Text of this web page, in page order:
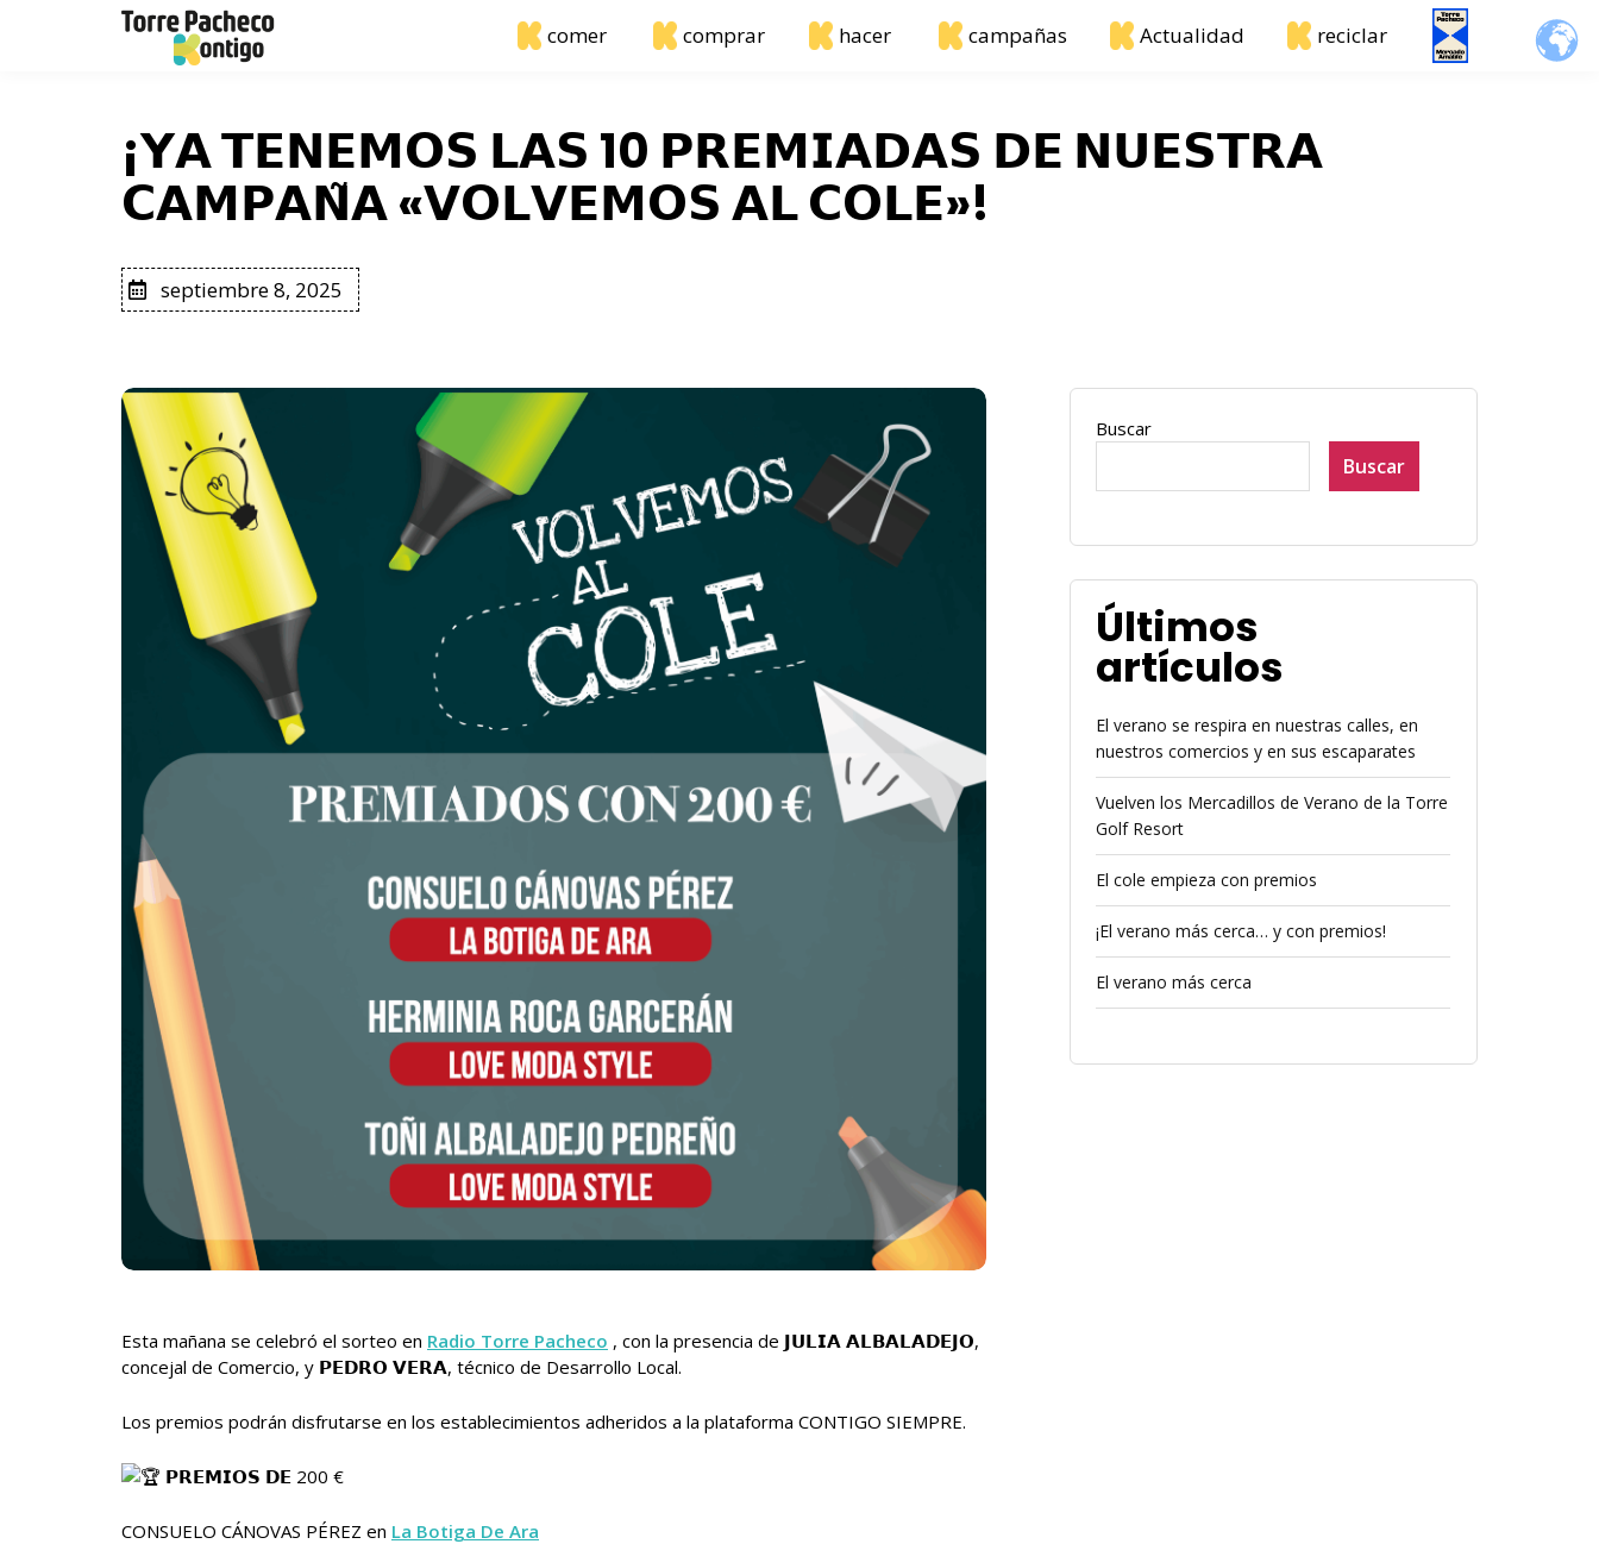
comer comprar hacer campañas Actualidad reciclar
¡𝗬𝗔 𝗧𝗘𝗡𝗘𝗠𝗢𝗦 𝗟𝗔𝗦 10 𝗣𝗥𝗘𝗠𝗜𝗔𝗗𝗔𝗦 𝗗𝗘 𝗡𝗨𝗘𝗦𝗧𝗥𝗔
𝗖𝗔𝗠𝗣𝗔𝗡̃𝗔 «𝗩𝗢𝗟𝗩𝗘𝗠𝗢𝗦 𝗔𝗟 𝗖𝗢𝗟𝗘»!
septiembre 8, 2025
Esta mañana se celebró el sorteo en Radio Torre Pacheco , con la presencia de 𝗝𝗨𝗟𝗜𝗔 𝗔𝗟𝗕𝗔𝗟 𝗔𝗗𝗘𝗝𝗢,
concejal de Comercio, y 𝗣𝗘𝗗𝗥𝗢 𝗩𝗘𝗥𝗔, técnico de Desarrollo Local.
Los premios podrán disfrutarse en los establecimientos adheridos a la plataforma CONTIGO SIEMPRE.
𝗣𝗥𝗘𝗠𝗜𝗢𝗦 𝗗𝗘 200 €
CONSUELO CÁNOVAS PÉREZ en La Botiga De Ara
Buscar
Buscar
Últimos
artículos
El verano se respira en nuestras calles, en
nuestros comercios y en sus escaparates
Vuelven los Mercadillos de Verano de la Torre
Golf Resort
El cole empieza con premios
¡El verano más cerca… y con premios!
El verano más cerca